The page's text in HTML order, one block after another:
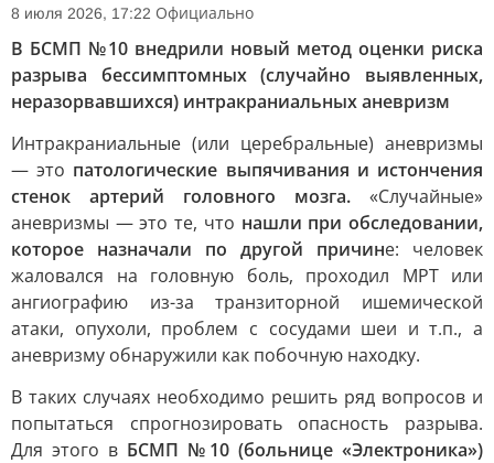
8 июля 2026, 17:22 Официально
В БСМП №10 внедрили новый метод оценки риска
разрыва бессимптомных (случайно выявленных,
неразорвавшихся) интракраниальных аневризм
Интракраниальные (или церебральные) аневризмы
— это патологические выпячивания и истончения
стенок артерий головного мозга. «Случайные»
аневризмы — это те, что нашли при обследовании,
которое назначали по другой причине: человек
жаловался на головную боль, проходил МРТ или
ангиографию из-за транзиторной ишемической
атаки, опухоли, проблем с сосудами шеи и т.п., а
аневризму обнаружили как побочную находку.
В таких случаях необходимо решить ряд вопросов и
попытаться спрогнозировать опасность разрыва.
Для этого в БСМП №10 (больнице «Электроника»)